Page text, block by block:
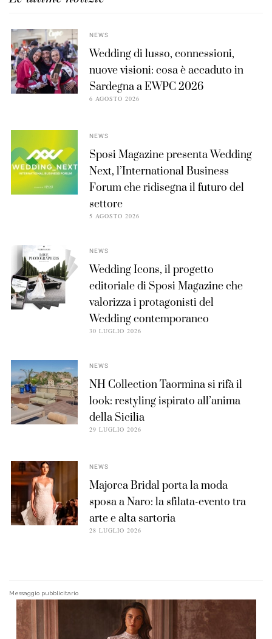
NEWS
Wedding di lusso, connessioni,
nuove visioni: cosa è accaduto in
Sardegna a EWPC 2026
6 AGOSTO 2026
NEWS
Sposi Magazine presenta Wedding
Next, l’International Business
Forum che ridisegna il futuro del
settore
5 AGOSTO 2026
NEWS
Wedding Icons, il progetto
editoriale di Sposi Magazine che
valorizza i protagonisti del
Wedding contemporaneo
30 LUGLIO 2026
NEWS
NH Collection Taormina si rifà il
look: restyling ispirato all’anima
della Sicilia
29 LUGLIO 2026
NEWS
Majorca Bridal porta la moda
sposa a Naro: la sfilata-evento tra
arte e alta sartoria
28 LUGLIO 2026
Messaggio pubblicitario